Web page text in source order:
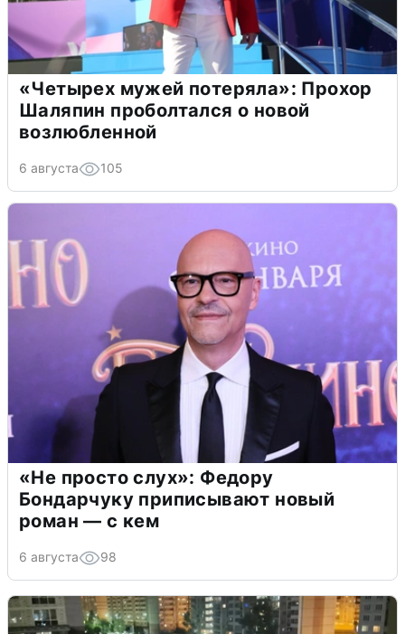
«Четырех мужей потеряла»: Прохор
Шаляпин проболтался о новой
возлюбленной
6 августа 105
«Не просто слух»: Федору
Бондарчуку приписывают новый
роман — с кем
6 августа 98